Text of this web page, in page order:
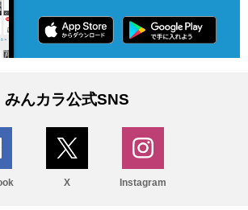
みんカラ公式SNS
X Instagram